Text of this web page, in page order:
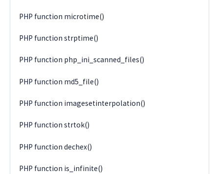
PHP function microtime()
PHP function strptime()
PHP function php_ini_scanned_files()
PHP function md5_file()
PHP function imagesetinterpolation()
PHP function strtok()
PHP function dechex()
PHP function is_infinite()